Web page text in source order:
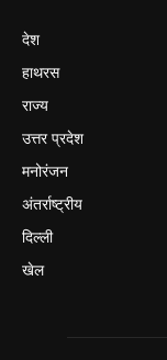
देश
हाथरस
राज्य
उत्तर प्रदेश
मनोरंजन
अंतर्राष्ट्रीय
दिल्ली
खेल